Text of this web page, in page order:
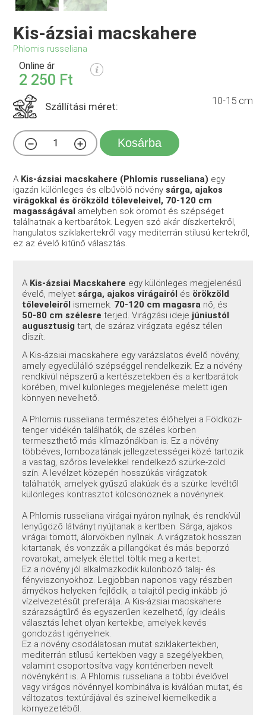
Kis-ázsiai macskahere
Phlomis russeliana
Online ár
2 250 Ft
Szállítási méret: 10-15 cm
Kosárba
A Kis-ázsiai macskahere (Phlomis russeliana) egy
igazán különleges és elbűvölő növénysárga, ajakos
virágokkal és örökzöld tőleveleivel, 70-120 cm
magasságával amelyben sok örömöt és szépséget
találhatnak a kertbarátok. Legyen szó akár díszkertekről,
hangulatos sziklakertekről vagy mediterrán stílusú kertekről,
ez az évelő kitűnő választás.
A Kis-ázsiai Macskahere egy különleges megjelenésű
évelő, melyetsárga, ajakos virágairól és örökzöld
tőleveleiről ismernek. 70-120 cm magasra nő, és
50-80 cm szélesre terjed. Virágzási ideje júniustól
augusztusig tart, de száraz virágzata egész télen
díszít.
A Kis-ázsiai macskahere egy varázslatos évelő növény,
amely egyedülálló szépséggel rendelkezik. Ez a növény
rendkívül népszerű a kertészetekben és a kertbarátok
körében, mivel különleges megjelenése melett igen
könnyen nevelhető.
A Phlomis russeliana természetes élőhelyei a Földközi-
tenger vidékén találhatók, de széles körben
termeszthető más klímazónákban is. Ez a növény
többéves, lombozatának jellegzetességei közé tartozik
a vastag, szőrös levelekkel rendelkező szürke-zöld
szín. A levélzet közepén hosszúkás virágzatok
találhatók, amelyek gyűszű alakúak és a szürke levéltől
különleges kontrasztot kölcsönöznek a növénynek.
A Phlomis russeliana virágai nyáron nyílnak, és rendkívül
lenyűgöző látványt nyújtanak a kertben. Sárga, ajakos
virágai tömött, álörvökben nyílnak. A virágzatok hosszan
kitartanak, és vonzzák a pillangókat és más beporzó
rovarokat, amelyek élettel töltik meg a kertet.
Ez a növény jól alkalmazkodik különböző talaj- és
fényviszonyokhoz. Legjobban naponos vagy részben
árnyékos helyeken fejlődik, a talajtól pedig inkább jó
vízelvezetésűt preferálja. A Kis-ázsiai macskahere
szárazságtűrő és egyszerűen kezelhető, így ideális
választás lehet olyan kertekbe, amelyek kevés
gondozást igényelnek.
Ez a növény csodálatosan mutat sziklakertekben,
mediterrán stílusú kertekben vagy a szegélyekben,
valamint csoportosítva vagy konténerben nevelt
növényként is. A Phlomis russeliana a többi évelővel
vagy virágos növénnyel kombinálva is kiválóan mutat, és
változatos textúrájával és színeivel kiemelkedik a
környezetéből.